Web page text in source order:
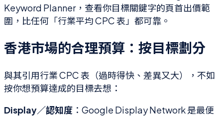
Keyword Planner，查看你目標關鍵字的頁首出價範
圍，比任何「行業平均 CPC 表」都可靠。
香港市場的合理預算：按目標劃分
與其引用行業 CPC 表（過時得快、差異又大），不如
按你想預算達成的目標去想：
Display／認知度 ：Google Display Network 是最便